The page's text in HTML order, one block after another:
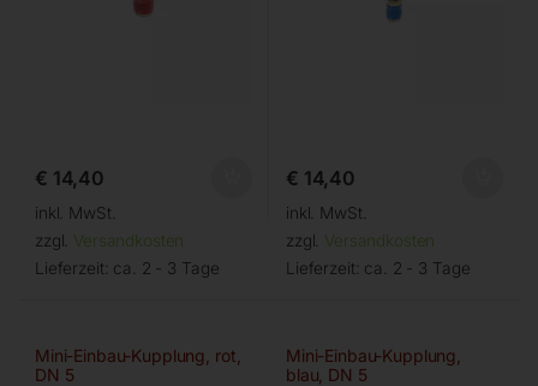
€ 14,40
inkl. MwSt.
zzgl. Versandkosten
Lieferzeit: ca. 2 - 3 Tage
€ 14,40
inkl. MwSt.
zzgl. Versandkosten
Lieferzeit: ca. 2 - 3 Tage
Mini-Einbau-Kupplung, rot,
DN 5
Mini-Einbau-Kupplung,
blau, DN 5